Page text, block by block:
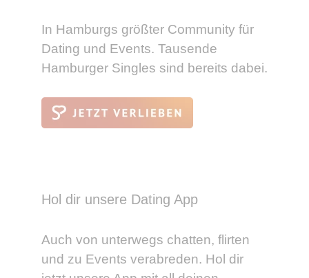
In Hamburgs größter Community für
Dating und Events. Tausende
Hamburger Singles sind bereits dabei.
Hol dir unsere Dating App
Auch von unterwegs chatten, flirten
und zu Events verabreden. Hol dir